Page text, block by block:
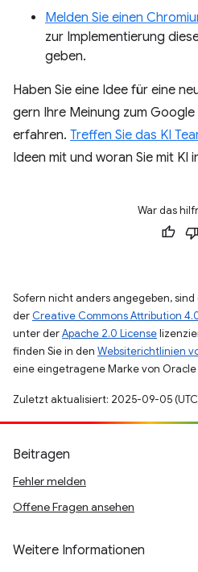
Melden Sie einen
zur Implementierung
geben.
Haben Sie eine Idee für eine
gern Ihre Meinung zum
erfahren. Treffen Sie das KI
Ideen mit und woran Sie mit KI
War das
Sofern nicht anders angegeben,
der Creative Commons Attribution
unter derApache 2.0 License
finden Sie in den Websiterichtlinien
eine eingetragene Marke von
Zuletzt aktualisiert: 2025-09-05
Beitragen
Fehler melden
Offene Fragen ansehen
Weitere Informationen